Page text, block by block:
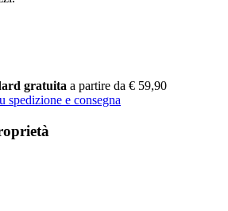
gratuita a partire da € 59,90
e consegna